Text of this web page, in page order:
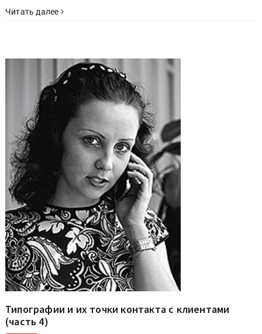
Читать далее
Типографии и их точки контакта с клиентами
(часть 4)